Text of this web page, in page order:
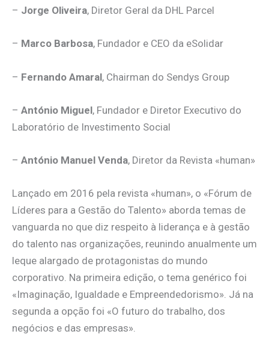
– Jorge Oliveira, Diretor Geral da DHL Parcel
– Marco Barbosa, Fundador e CEO da eSolidar
– Fernando Amaral, Chairman do Sendys Group
– António Miguel, Fundador e Diretor Executivo do
Laboratório de Investimento Social
– António Manuel Venda, Diretor da Revista «human»
Lançado em 2016 pela revista «human», o «Fórum de
Líderes para a Gestão do Talento» aborda temas de
vanguarda no que diz respeito à liderança e à gestão
do talento nas organizações, reunindo anualmente um
leque alargado de protagonistas do mundo
corporativo. Na primeira edição, o tema genérico foi
«Imaginação, Igualdade e Empreendedorismo». Já na
segunda a opção foi «O futuro do trabalho, dos
negócios e das empresas».